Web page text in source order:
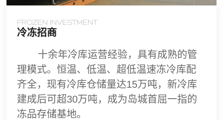
FROZEN INVESTMENT
冷冻招商
十余年冷库运营经验，具有成熟的管
理模式。恒温、低温、超低温速冻冷库配
齐全，现有冷库仓储量达15万吨，新冷库
建成后可超30万吨，成为岛城首屈一指的
冻品存储基地。